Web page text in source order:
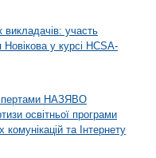
викладачів: участь
у курсі HCSA-
НАЗЯВО
освітньої програми
та Інтернету